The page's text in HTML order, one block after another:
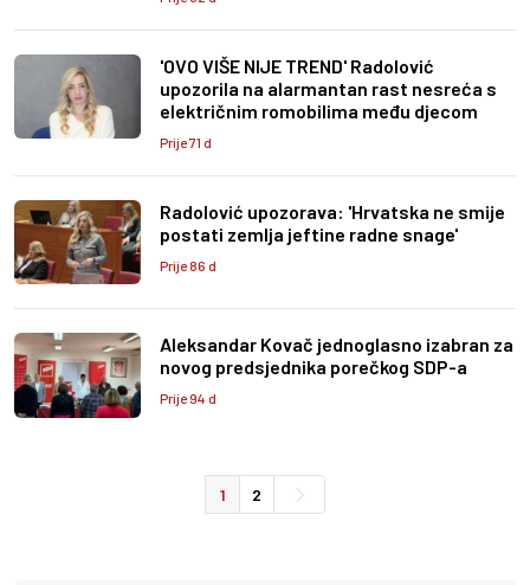
'OVO VIŠE NIJE TREND' Radolović
upozorila na alarmantan rast nesreća s
električnim romobilima među djecom
Prije 71 d
Radolović upozorava: 'Hrvatska ne smije
postati zemlja jeftine radne snage'
Prije 86 d
Aleksandar Kovač jednoglasno izabran za
novog predsjednika porečkog SDP-a
Prije 94 d
1 2